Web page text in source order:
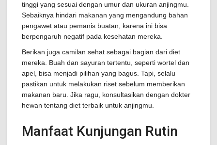
tinggi yang sesuai dengan umur dan ukuran anjingmu.
Sebaiknya hindari makanan yang mengandung bahan
pengawet atau pemanis buatan, karena ini bisa
berpengaruh negatif pada kesehatan mereka.
Berikan juga camilan sehat sebagai bagian dari diet
mereka. Buah dan sayuran tertentu, seperti wortel dan
apel, bisa menjadi pilihan yang bagus. Tapi, selalu
pastikan untuk melakukan riset sebelum memberikan
makanan baru. Jika ragu, konsultasikan dengan dokter
hewan tentang diet terbaik untuk anjingmu.
Manfaat Kunjungan Rutin